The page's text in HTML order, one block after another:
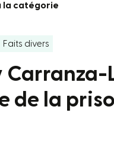
la catégorie
Faits divers
Carranza-
de la